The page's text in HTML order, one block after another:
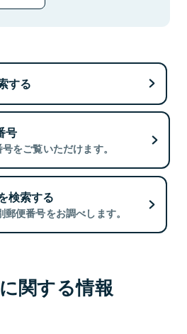
する
号
をご覧いただけます。
検索する
便番号をお調べします。
関する情報